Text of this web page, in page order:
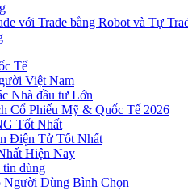
với Trade bằng Robot và Tự
Tế
Việt Nam
Nhà đầu tư Lớn
Cổ Phiếu Mỹ & Quốc Tế 2026
Tốt Nhất
Điện Tử Tốt Nhất
Hiện Nay
tin dùng
Người Dùng Bình Chọn